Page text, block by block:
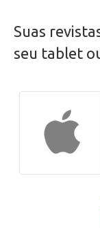
Suas
seu tablet